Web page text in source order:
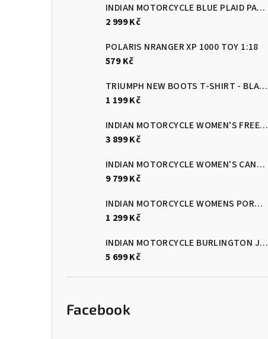
INDIAN MOTORCYCLE BLUE PLAID PASADENA SHORT SLEEVE SHIRT
2 999 Kč
POLARIS NRANGER XP 1000 TOY 1:18
579 Kč
TRIUMPH NEW BOOTS T-SHIRT - BLACK
1 199 Kč
INDIAN MOTORCYCLE WOMEN'S FREEWAY GLOVES
3 899 Kč
INDIAN MOTORCYCLE WOMEN'S CANYON BLUE PLAID RIDING JACKET
9 799 Kč
INDIAN MOTORCYCLE WOMENS PORT MARL TEE
1 299 Kč
INDIAN MOTORCYCLE BURLINGTON JACKET - BLACK
5 699 Kč
Facebook